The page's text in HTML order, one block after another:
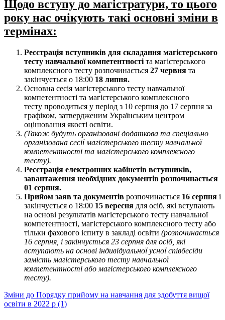
Щодо вступу до магістратури, то цього
року нас очікують такі основні зміни в
термінах:
Реєстрація вступників для складання магістерського
тесту навчальної компетентності та магістерського
комплексного тесту розпочинається 27 червня та
закінчується о 18:00 18 липня.
Основна сесія магістерського тесту навчальної
компетентності та магістерського комплексного
тесту проводиться у період з 10 серпня до 17 серпня за
графіком, затвердженим Українським центром
оцінювання якості освіти.
(Також будуть організовані додаткова та спеціально
організована сесії магістерського тесту навчальної
компетентності та магістерського комплексного
тесту).
Реєстрація електронних кабінетів вступників,
завантаження необхідних документів розпочинається
01 серпня.
Прийом заяв та документів розпочинається 16 серпня і
закінчується о 18:00 15 вересня для осіб, які вступають
на основі результатів магістерського тесту навчальної
компетентності, магістерського комплексного тесту або
тільки фахового іспиту в закладі освіти (розпочинається
16 серпня, і закінчується 23 серпня для осіб, які
вступають на основі індивідуальної усної співбесіди
замість магістерського тесту навчальної
компетентності або магістерського комплексного
тесту).
Зміни до Порядку прийому на навчання для здобуття вищої
освіти в 2022 р (1)